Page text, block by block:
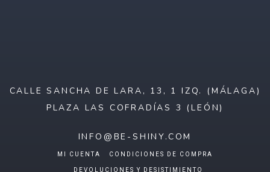
CALLE SANCHA DE LARA, 13, 1 IZQ. (MÁLAGA)
PLAZA LAS COFRADÍAS 3 (LEÓN)
INFO@BE-SHINY.COM
MI CUENTA CONDICIONES DE COMPRA
DEVOLUCIONES Y DESISTIMIENTO